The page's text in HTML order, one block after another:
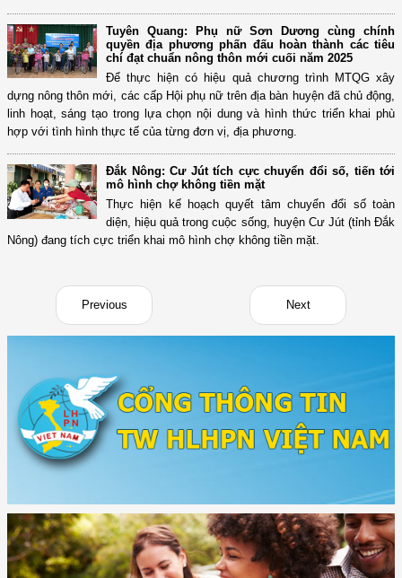
Tuyên Quang: Phụ nữ Sơn Dương cùng chính
quyền địa phương phấn đấu hoàn thành các tiêu
chí đạt chuẩn nông thôn mới cuối năm 2025
Để thực hiện có hiệu quả chương trình MTQG xây
dựng nông thôn mới, các cấp Hội phụ nữ trên địa bàn huyện đã chủ động,
linh hoạt, sáng tạo trong lựa chọn nội dung và hình thức triển khai phù
hợp với tình hình thực tế của từng đơn vị, địa phương.
Đắk Nông: Cư Jút tích cực chuyển đổi số, tiến tới
mô hình chợ không tiền mặt
Thực hiện kế hoạch quyết tâm chuyển đổi số toàn
diện, hiệu quả trong cuộc sống, huyện Cư Jút (tỉnh Đắk
Nông) đang tích cực triển khai mô hình chợ không tiền mặt.
Previous Next